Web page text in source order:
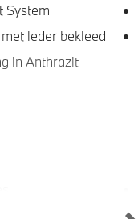
System
leder bekleed
in Anthrazit